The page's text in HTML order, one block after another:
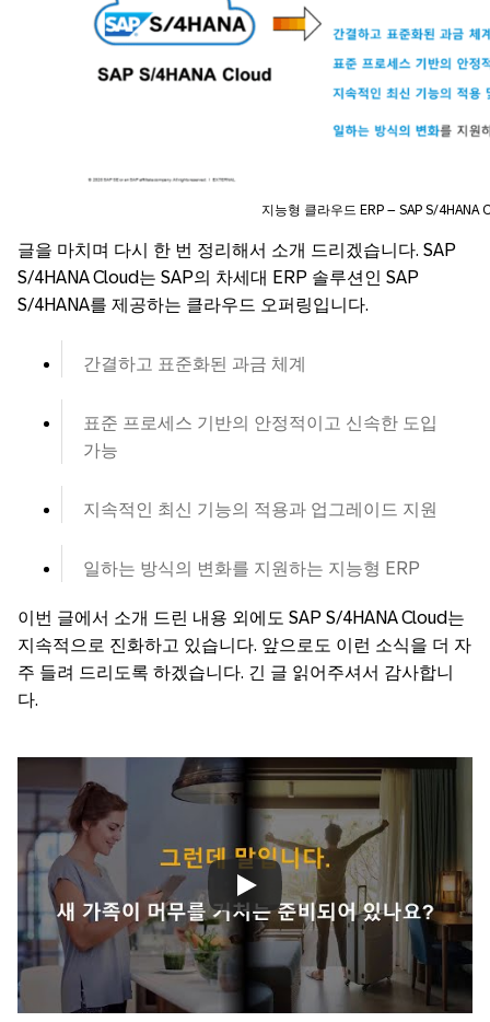
지능형 클라우드 ERP – SAP S/4HANA
글을 마치며 다시 한 번 정리해서 소개 드리겠습니다. SAP
S/4HANA Cloud는 SAP의 차세대 ERP 솔루션인 SAP
S/4HANA를 제공하는 클라우드 오퍼링입니다.
간결하고 표준화된 과금 체계
표준 프로세스 기반의 안정적이고 신속한 도입
가능
지속적인 최신 기능의 적용과 업그레이드 지원
일하는 방식의 변화를 지원하는 지능형 ERP
이번 글에서 소개 드린 내용 외에도 SAP S/4HANA Cloud는
지속적으로 진화하고 있습니다. 앞으로도 이런 소식을 더 자
주 들려 드리도록 하겠습니다. 긴 글 읽어주셔서 감사합니
다.
Always allow YouTube